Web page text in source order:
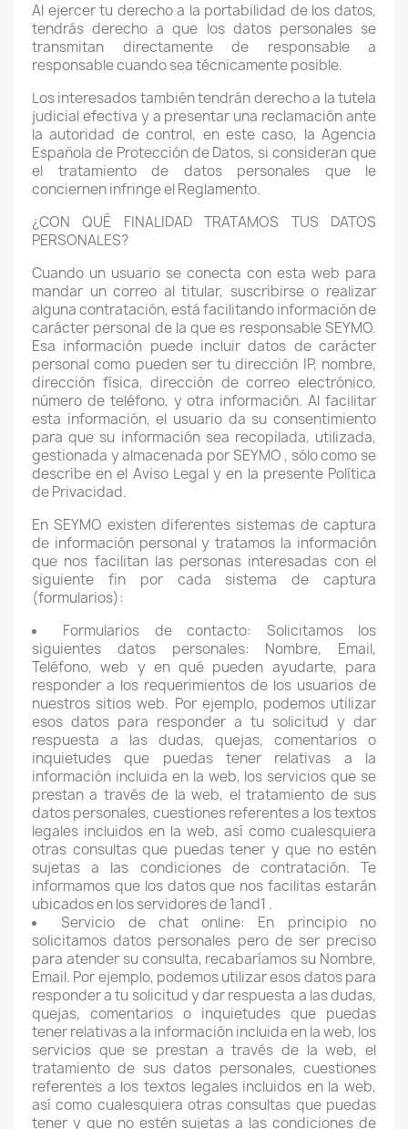
Al ejercer tu derecho a la portabilidad de los datos,
tendrás derecho a que los datos personales se
transmitan directamente de responsable a
responsable cuando sea técnicamente posible.
Los interesados también tendrán derecho a la tutela
judicial efectiva y a presentar una reclamación ante
la autoridad de control, en este caso, la Agencia
Española de Protección de Datos, si consideran que
el tratamiento de datos personales que le
conciernen infringe el Reglamento.
¿CON QUÉ FINALIDAD TRATAMOS TUS DATOS
PERSONALES?
Cuando un usuario se conecta con esta web para
mandar un correo al titular, suscribirse o realizar
alguna contratación, está facilitando información de
carácter personal de la que es responsable SEYMO.
Esa información puede incluir datos de carácter
personal como pueden ser tu dirección IP, nombre,
dirección física, dirección de correo electrónico,
número de teléfono, y otra información. Al facilitar
esta información, el usuario da su consentimiento
para que su información sea recopilada, utilizada,
gestionada y almacenada por SEYMO , sólo como se
describe en el Aviso Legal y en la presente Política
de Privacidad.
En SEYMO existen diferentes sistemas de captura
de información personal y tratamos la información
que nos facilitan las personas interesadas con el
siguiente fin por cada sistema de captura
(formularios):
Formularios de contacto: Solicitamos los
siguientes datos personales: Nombre, Email,
Teléfono, web y en qué pueden ayudarte, para
responder a los requerimientos de los usuarios de
nuestros sitios web. Por ejemplo, podemos utilizar
esos datos para responder a tu solicitud y dar
respuesta a las dudas, quejas, comentarios o
inquietudes que puedas tener relativas a la
información incluida en la web, los servicios que se
prestan a través de la web, el tratamiento de sus
datos personales, cuestiones referentes a los textos
legales incluidos en la web, así como cualesquiera
otras consultas que puedas tener y que no estén
sujetas a las condiciones de contratación. Te
informamos que los datos que nos facilitas estarán
ubicados en los servidores de 1and1 .
Servicio de chat online: En principio no
solicitamos datos personales pero de ser preciso
para atender su consulta, recabaríamos su Nombre,
Email. Por ejemplo, podemos utilizar esos datos para
responder a tu solicitud y dar respuesta a las dudas,
quejas, comentarios o inquietudes que puedas
tener relativas a la información incluida en la web, los
servicios que se prestan a través de la web, el
tratamiento de sus datos personales, cuestiones
referentes a los textos legales incluidos en la web,
así como cualesquiera otras consultas que puedas
tener y que no estén sujetas a las condiciones de